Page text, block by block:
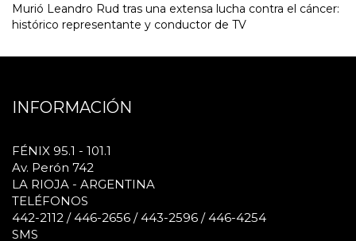
Murió Leandro Rud tras una extensa lucha contra el cáncer:
histórico representante y conductor de TV
INFORMACIÓN
FÉNIX 95.1 - 101.1
Av. Perón 742
LA RIOJA - ARGENTINA
TELÉFONOS
442-2112 / 446-2656 / 443-2596 / 446-4254
SMS